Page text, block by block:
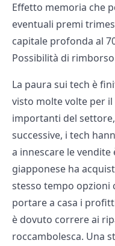
Effetto memoria che
eventuali premi
capitale profonda al
Possibilità di
La paura sui tech è
visto molte volte per
importanti del
successive, i tech
a innescare le vendite
giapponese ha
stesso tempo opzioni
portare a casa i
è dovuto correre ai
roccambolesca. Una